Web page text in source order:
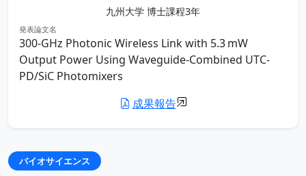
九州大学 博士課程3年
発表論文名
300-GHz Photonic Wireless Link with 5.3 mW
Output Power Using Waveguide-Combined UTC-
PD/SiC Photomixers
成果報告
バイオサイエンス